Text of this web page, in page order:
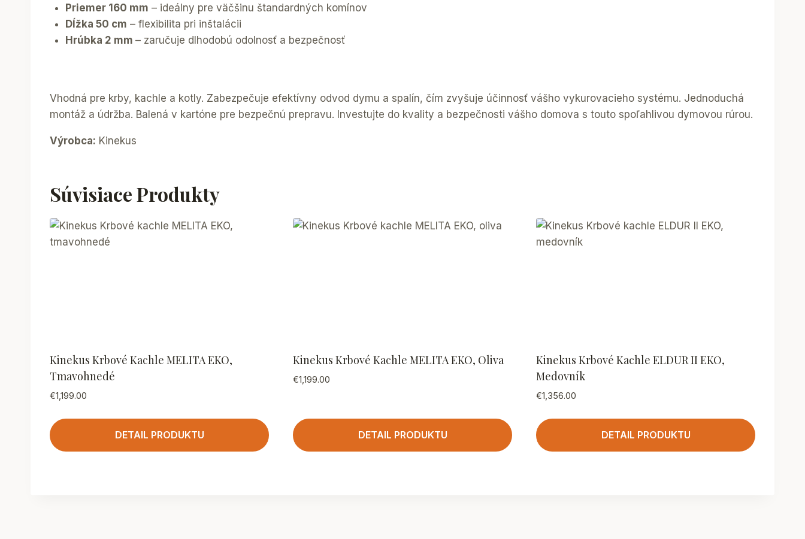
Priemer 160 mm – ideálny pre väčšinu štandardných komínov
Dĺžka 50 cm – flexibilita pri inštalácii
Hrúbka 2 mm – zaručuje dlhodobú odolnosť a bezpečnosť
Vhodná pre krby, kachle a kotly. Zabezpečuje efektívny odvod dymu a spalín, čím zvyšuje účinnosť vášho vykurovacieho systému. Jednoduchá
montáž a údržba. Balená v kartóne pre bezpečnú prepravu. Investujte do kvality a bezpečnosti vášho domova s touto spoľahlivou dymovou rúrou.
Výrobca: Kinekus
Súvisiace Produkty
Kinekus Krbové Kachle MELITA EKO,
Tmavohnedé
€1,199.00
DETAIL PRODUKTU
Kinekus Krbové Kachle MELITA EKO, Oliva
€1,199.00
DETAIL PRODUKTU
Kinekus Krbové Kachle ELDUR II EKO,
Medovník
€1,356.00
DETAIL PRODUKTU